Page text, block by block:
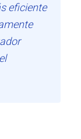
eficiente